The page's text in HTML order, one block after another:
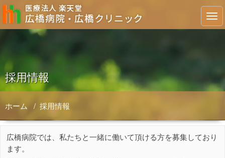
採用情報
ホーム/採用情報
広橋病院では、私たちと一緒に働いて頂ける方を募集しており
ます。